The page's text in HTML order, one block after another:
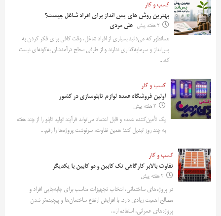
کسب و کار
بهترین روش‌ های پس‌ انداز برای افراد شاغل چیست؟
2 هفته پیش
علی مردی
همانطور که می‌دانید بسیاری از افراد شاغل، وقت کافی برای فکر کردن به
پس‌انداز و سرمایه‌گذاری ندارند و از طرفی سطح درآمدشان به‌گونه‌ای نیست
که...
کسب و کار
اولین فروشگاه عمده لوازم تابلوسازی در کشور
2 هفته پیش
یک تأمین‌کننده عمده و قابل اعتماد می‌تواند فرآیند تولید تابلو را از چند هفته
به چند روز تبدیل کند؛ همین تفاوت، سرنوشت پروژه‌ها را رقم...
کسب و کار
تفاوت بالابر کارگاهی تک کابین و دو کابین با یکدیگر
2 هفته پیش
در پروژه‌های ساختمانی، انتخاب تجهیزات مناسب برای جابه‌جایی افراد و
مصالح اهمیت زیادی دارد. با افزایش ارتفاع ساختمان‌ها و پیچیده‌تر شدن
پروژه‌های عمرانی، استفاده از...